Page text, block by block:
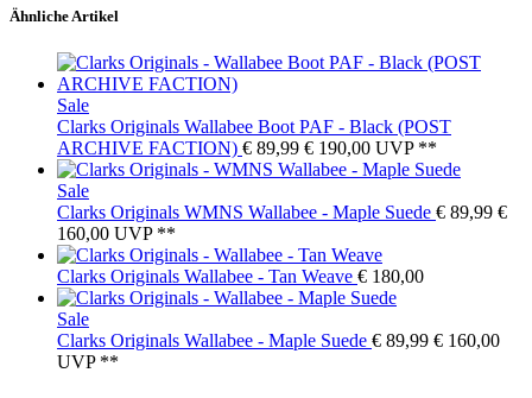
Ähnliche Artikel
Sale
Clarks Originals Wallabee Boot PAF - Black (POST
ARCHIVE FACTION) € 89,99 € 190,00 UVP **
Sale
Clarks Originals WMNS Wallabee - Maple Suede € 89,99 €
160,00 UVP **
Clarks Originals Wallabee - Tan Weave € 180,00
Sale
Clarks Originals Wallabee - Maple Suede € 89,99 € 160,00
UVP **